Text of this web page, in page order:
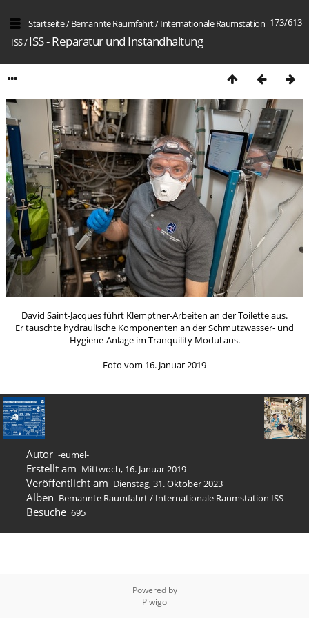
173/613
Startseite/Bemannte Raumfahrt/Internation­ale Raumstation
ISS/ISS - Reparatur und Instandhaltung
David Saint-Jacques führt Klemptner-Arbeiten an der Toilette aus.
Er tauschte hydraulische Komponenten an der Schmutzwasser- und
Hygiene-Anlage im Tranquility Modul aus.
Foto vom 16. Januar 2019
Autor -eumel-
Erstellt am Mittwoch, 16. Januar 2019
Veröffentlicht am Dienstag, 31. Oktober 2023
Alben Bemannte Raumfahrt/ Internation­ale Raumstation ISS
Besuche 695
Powered by
Piwigo